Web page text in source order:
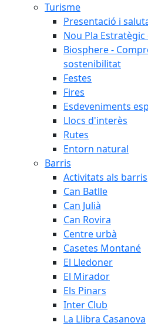
Turisme
Presentació i
Nou Pla
Biosphere -
sostenibilitat
Festes
Fires
Esdeveniments
Llocs d'interès
Rutes
Entorn natural
Barris
Activitats als barris
Can Batlle
Can Julià
Can Rovira
Centre urbà
Casetes Montané
El Lledoner
El Mirador
Els Pinars
Inter Club
La Llibra Casanova